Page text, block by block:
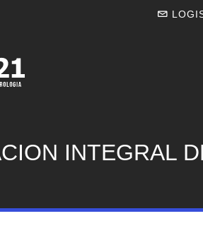
INTEGRAL